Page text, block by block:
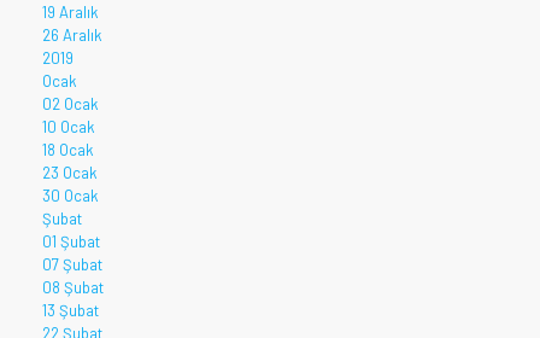
19 Aralık
26 Aralık
2019
Ocak
02 Ocak
10 Ocak
18 Ocak
23 Ocak
30 Ocak
Şubat
01 Şubat
07 Şubat
08 Şubat
13 Şubat
22 Şubat